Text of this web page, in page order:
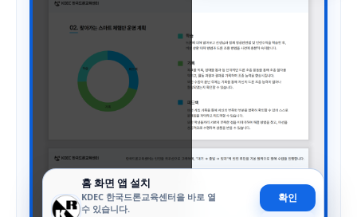
홈 화면 앱 설치
KDEC 한국드론교육센터을 바로 열
수 있습니다.
확인